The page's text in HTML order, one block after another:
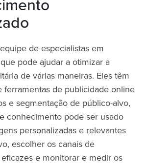
de especialistas em
pode ajudar a otimizar a
de várias maneiras. Eles têm
ferramentas de publicidade online
e segmentação de público-alvo,
conhecimento pode ser usado
personalizadas e relevantes
escolher os canais de
e monitorar e medir os